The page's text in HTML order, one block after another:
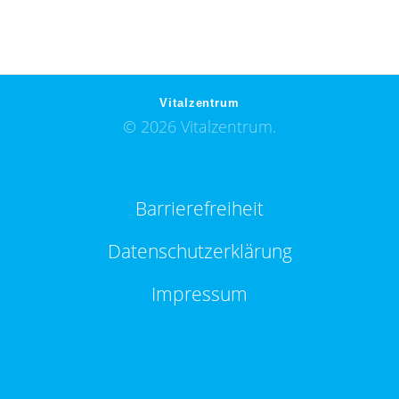
Vitalzentrum
© 2026 Vitalzentrum.
Barrierefreiheit
Datenschutzerklärung
Impressum